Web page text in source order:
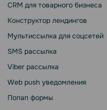
CRM для товарного бизнеса
Конструктор лендингов
Мультиссылка для соцсетей
SMS рассылка
Viber рассылка
Web push уведомления
Попап формы